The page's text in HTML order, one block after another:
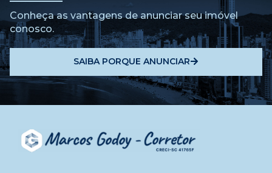
Conheça as vantagens de anunciar seu imóvel
conosco.
SAIBA PORQUE ANUNCIAR